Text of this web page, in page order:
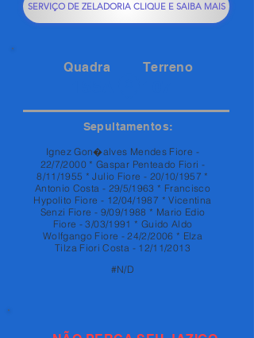
SERVIÇO DE ZELADORIA CLIQUE E SAIBA MAIS
Quadra Terreno
Sepultamentos:
Ignez Gon�alves Mendes Fiore -
22/7/2000 * Gaspar Penteado Fiori -
8/11/1955 * Julio Fiore - 20/10/1957 *
Antonio Costa - 29/5/1963 * Francisco
Hypolito Fiore - 12/04/1987 * Vicentina
Senzi Fiore - 9/09/1988 * Mario Edio
Fiore - 3/03/1991 * Guido Aldo
Wolfgango Fiore - 24/2/2006 * Elza
Tilza Fiori Costa - 12/11/2013
#N/D